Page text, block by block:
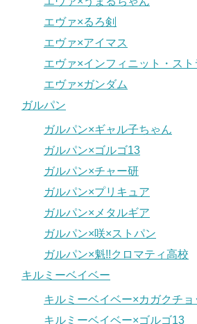
エヴァ×るろ剣
エヴァ×アイマス
エヴァ×インフィニット・スト
エヴァ×ガンダム
ガルパン
ガルパン×ギャル子ちゃん
ガルパン×ゴルゴ13
ガルパン×チャー研
ガルパン×プリキュア
ガルパン×メタルギア
ガルパン×咲×ストパン
ガルパン×魁!!クロマティ高校
キルミーベイベー
キルミーベイベー×カガクチョ
キルミーベイベー×ゴルゴ13